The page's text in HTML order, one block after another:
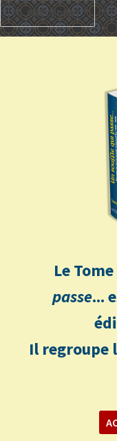
PRÉCÉDENT
Le
passe...
Il regroupe